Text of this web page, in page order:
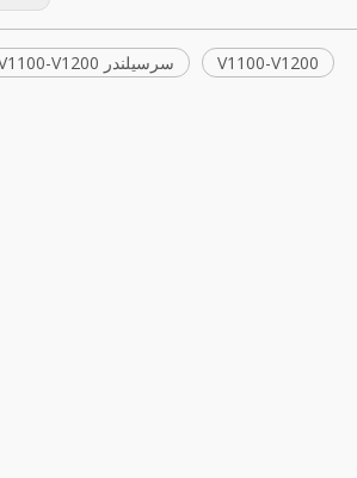
سرسیلندر V1100-V1200 V1100-V1200